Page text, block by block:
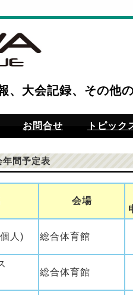
大会記録、その他
お問合せ トピック
間予定表
会場
人) 総合体育館
総合体育館